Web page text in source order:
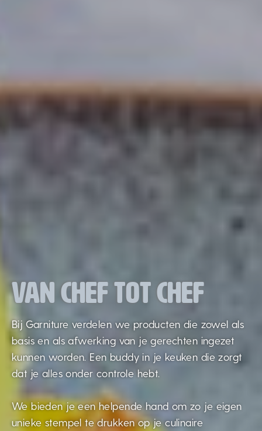
VAN CHEF TOT CHEF
Bij Garniture verdelen we producten die zowel als
basis en als afwerking van je gerechten ingezet
kunnen worden. Een buddy in je keuken die zorgt
dat je alles onder controle hebt.
We bieden je een helpende hand om zo je eigen
unieke stempel te drukken op je culinaire